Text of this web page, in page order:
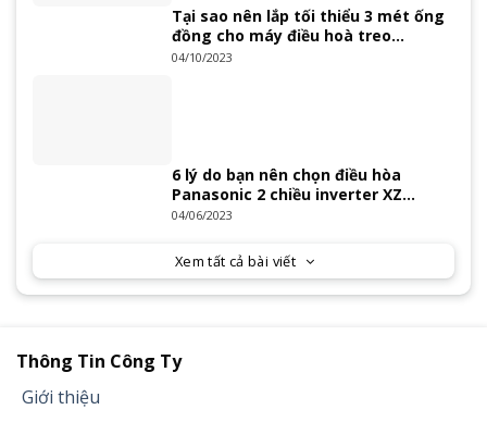
Tại sao nên lắp tối thiểu 3 mét ống
đồng cho máy điều hoà treo
tường?
04/10/2023
6 lý do bạn nên chọn điều hòa
Panasonic 2 chiều inverter XZ
Series 2023
04/06/2023
Xem tất cả bài viết
Thông Tin Công Ty
Giới thiệu